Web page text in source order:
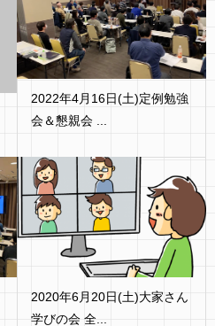
2022年4月16日(土)定例勉強
会＆懇親会 ...
2020年6月20日(土)大家さん
学びの会 全...